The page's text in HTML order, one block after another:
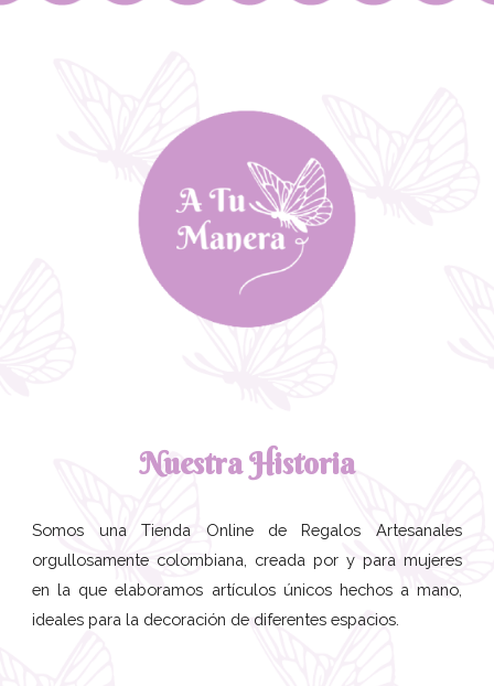
Nuestra Historia
Somos una Tienda Online de Regalos Artesanales
orgullosamente colombiana, creada por y para mujeres
en la que elaboramos artículos únicos hechos a mano,
ideales para la decoración de diferentes espacios.